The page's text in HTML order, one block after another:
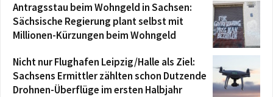
Antragsstau beim Wohngeld in Sachsen:
Sächsische Regierung plant selbst mit
Millionen-Kürzungen beim Wohngeld
Nicht nur Flughafen Leipzig/Halle als Ziel:
Sachsens Ermittler zählten schon Dutzende
Drohnen-Überflüge im ersten Halbjahr